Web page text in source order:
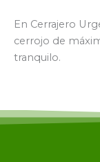
En Cerrajero
cerrojo de
tranquilo.